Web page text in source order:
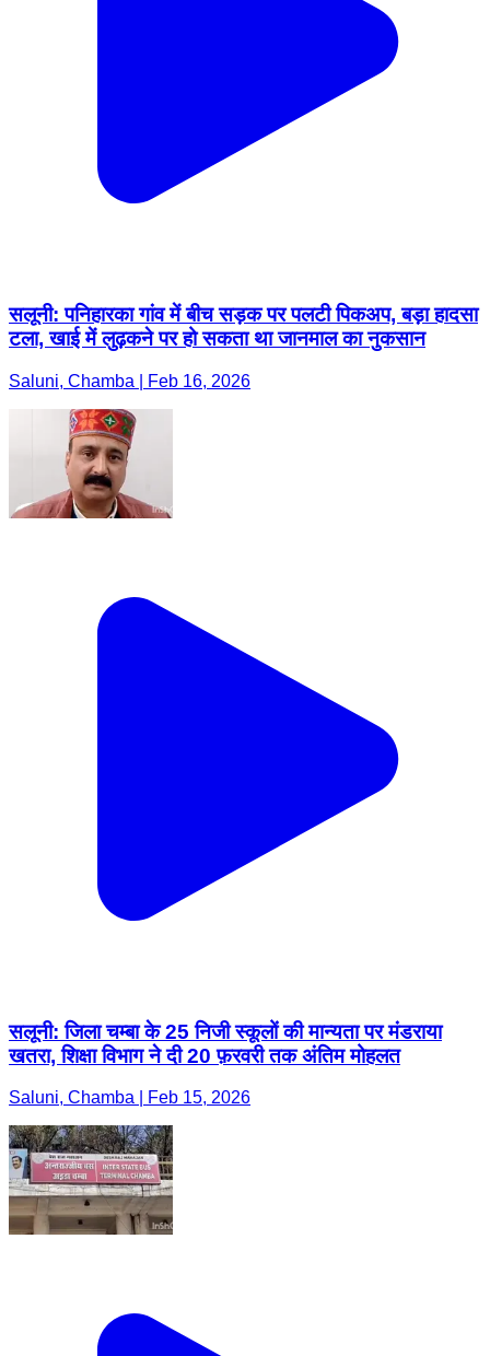
सलूनी: पनिहारका गांव में बीच सड़क पर पलटी पिकअप, बड़ा हादसा
टला, खाई में लुढ़कने पर हो सकता था जानमाल का नुकसान
Saluni, Chamba | Feb 16, 2026
सलूनी: जिला चम्बा के 25 निजी स्कूलों की मान्यता पर मंडराया
खतरा, शिक्षा विभाग ने दी 20 फ़रवरी तक अंतिम मोहलत
Saluni, Chamba | Feb 15, 2026